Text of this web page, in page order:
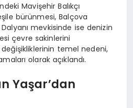
Mavişehir Balıkçı
bürünmesi, Balçova
mevkisinde ise denizin
çevre sakinlerini
temel nedeni,
olarak açıklandı.
Yaşar’dan